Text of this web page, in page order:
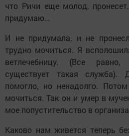
что Ричи еще молод,
придумаю…
И не придумала, и не
трудно мочиться. Я
ветлечебницу. (Все
существует такая служба).
помогло, но ненадолго.
мочиться. Так он и умер в
мое попустительство в
Каково нам живется теперь